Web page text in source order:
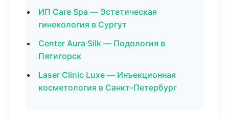
ИП Care Spa — Эстетическая
гинекология в Сургут
Center Aura Silk — Подология в
Пятигорск
Laser Clinic Luxe — Инъекционная
косметология в Санкт-Петербург